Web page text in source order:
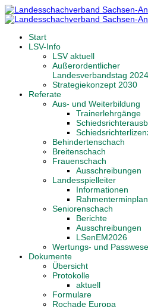
Start
LSV-Info
LSV aktuell
Außerordentlicher
Landesverbandstag 2024
Strategiekonzept 2030
Referate
Aus- und Weiterbildung
Trainerlehrgänge
Behindertenschach
Breitenschach
Frauenschach
Ausschreibungen
Landesspielleiter
Informationen
Rahmenterminplan
Seniorenschach
Berichte
Ausschreibungen
LSenEM2026
Wertungs- und
Dokumente
Übersicht
Protokolle
aktuell
Formulare
Rochade Europa